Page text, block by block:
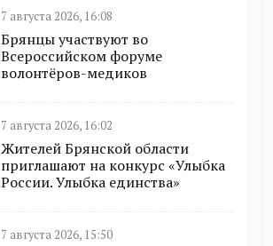
7 августа 2026, 16:08
Брянцы участвуют во
Всероссийском форуме
волонтёров-медиков
7 августа 2026, 16:02
Жителей Брянской области
приглашают на конкурс «Улыбка
России. Улыбка единства»
7 августа 2026, 15:50